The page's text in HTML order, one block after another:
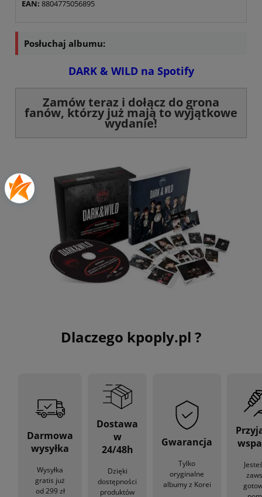
EAN: 8804775056895
Posłuchaj albumu:
DARK & WILD na Spotify
Zamów teraz i dołącz do grona
fanów, którzy już mają to wyjątkowe
wydanie!
Dlaczego kpoply.pl ?
Darmowa
wysyłka
Wysyłka
gratis już
od 299 zł
Dostawa
w
24/48h
Dzięki
dostępności
produktów
Gwarancja
Tylko
oryginalne
albumy z Korei